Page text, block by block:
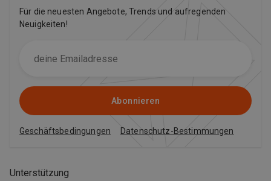
Unterstützung
Für die neuesten Angebote, Trends und aufregenden
Neuigkeiten!
Abonnieren
Geschäftsbedingungen Datenschutz-Bestimmungen